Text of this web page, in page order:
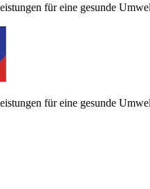
für eine gesunde
für eine gesunde